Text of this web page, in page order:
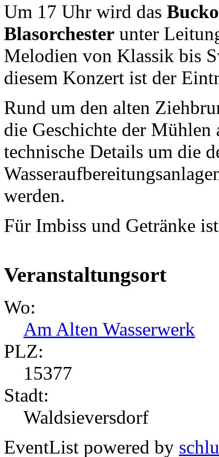
Um 17 Uhr wird das
Blasorchester unter
Melodien von Klassik bis
diesem Konzert ist der
Rund um den alten
die Geschichte der
technische Details um die
werden.
Für Imbiss und Getränke
Veranstaltungsort
Wo:
Am Alten Wasserwerk
PLZ:
15377
Stadt:
Waldsieversdorf
EventList powered by